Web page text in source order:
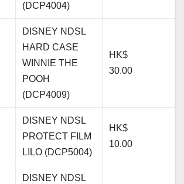
(DCP4004)
DISNEY NDSL
HARD CASE
WINNIE THE
POOH
(DCP4009)
HK$
30.00
DISNEY NDSL
PROTECT FILM
LILO (DCP5004)
HK$
10.00
DISNEY NDSL